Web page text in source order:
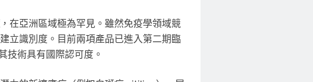
，在亞洲區域極為罕見。雖然免疫學領域競
立識別度。目前兩項產品已進入第二期臨
技術具有國際認可度。